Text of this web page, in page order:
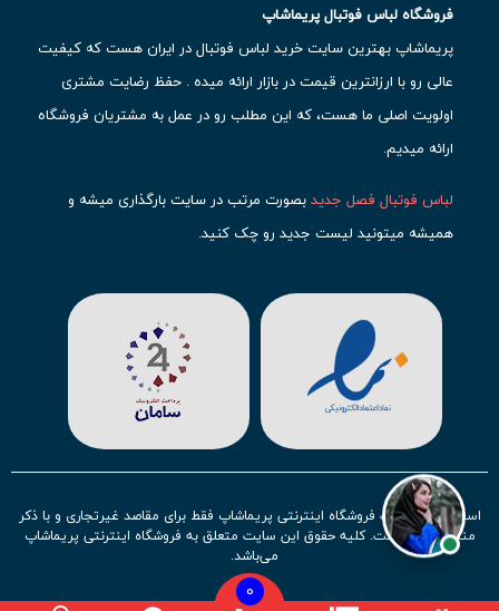
0
فروشگاه لباس فوتبال پریماشاپ
پریماشاپ بهترین سایت خرید لباس فوتبال در ایران هست که کیفیت
عالی رو با ارزانترین قیمت در بازار ارائه میده . حفظ رضایت مشتری
اولویت اصلی ما هست، که این مطلب رو در عمل به مشتریان فروشگاه
ارائه میدیم.
لباس فوتبال فصل جدیدبصورت مرتب در سایت بارگذاری میشه و
همیشه میتونید لیست جدید رو چک کنید.
حتما مشاهده کنید که قطعا برای تیم های مطرح دنیای فوتبال، تعداد
بیشتری محصول موجود میشه. این مورد شامل
لباس رئال مادرید
لباس اینتر میامی لباس منچستر سیتی
آث میلان میشه.
در ایران هملباس استقلال،لباس پرسپولیسولباس تیم ملی
ایرانتوجه زیادی بشون شده و تقریبا تمام محصولاتشون رو موجود
کردیم.
لباس فوتبال بچه گانه با توجه به استقبال نسل جدید روز به روز بصورت
استفاده از مطالب فروشگاه اینترنتی پریماشاپ فقط برای مقاصد غیرتجاری و با ذکر
منبع بلامانع است. کلیه حقوق این سایت متعلق به فروشگاه اینترنتی پریماشاپ
می‌باشد.